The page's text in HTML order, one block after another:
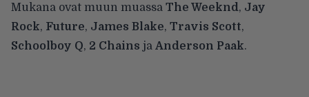
Mukana ovat muun muassa The Weeknd, Jay
Rock, Future, James Blake, Travis Scott,
Schoolboy Q, 2 Chains ja Anderson Paak.